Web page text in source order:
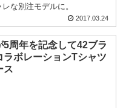
な別注モデルに。
2017.03.24
5周年を記念して42ブラ
ラボレーションTシャツ
ス